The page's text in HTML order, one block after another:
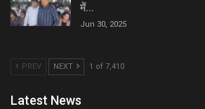
में…
Jun 30, 2025
PREV NEXT 1 of 7,410
Latest News